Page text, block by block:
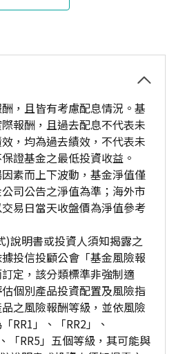
，且皆有考慮配息情況。基
報酬，且過去配息不代表未
，均為過去績效，不代表未
證基金之最低投資收益。
素而上下波動，基金淨值僅
司公告之淨值為準；海外市
易日當天收盤價為淨值參考
)說明書或投資人須知揭露之
投信投顧公會「基金風險報
定，該分類標準非強制適
個別產品投資配置及風險指
之風險報酬等級，並依風險
RR1」、「RR2」、
「RR5」五個等級，其可能與